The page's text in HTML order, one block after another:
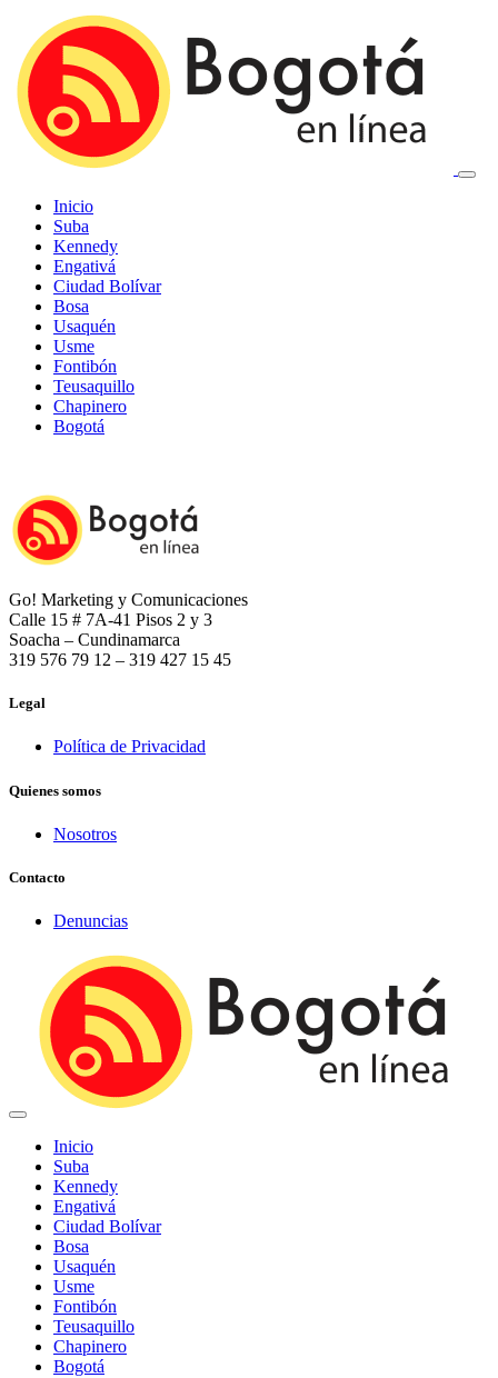
Inicio
Suba
Kennedy
Engativá
Ciudad Bolívar
Bosa
Usaquén
Usme
Fontibón
Teusaquillo
Chapinero
Bogotá
Go! Marketing y Comunicaciones
Calle 15 # 7A-41 Pisos 2 y 3
Soacha – Cundinamarca
319 576 79 12 – 319 427 15 45
Legal
Política de Privacidad
Quienes somos
Nosotros
Contacto
Denuncias
Inicio
Suba
Kennedy
Engativá
Ciudad Bolívar
Bosa
Usaquén
Usme
Fontibón
Teusaquillo
Chapinero
Bogotá